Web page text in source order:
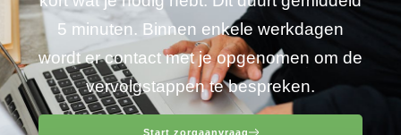
5 minuten. Binnen enkele werkdagen
wordt er contact met je opgenomen om de
vervolgstappen te bespreken.
Start zorgaanvraag